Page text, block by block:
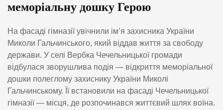
меморіальну дошку Герою
На фасаді гімназії увічнили ім’я захисника України
Миколи Гальчинського, який віддав життя за свободу
держави. У селі Вербка Чечельницької громади
відбулася зворушлива подія — відкриття меморіальної
дошки полеглому захиснику України Миколі
Гальчинському. Її встановили на фасаді Чечельницької
гімназії — місця, де розпочинався життєвий шлях воїна.